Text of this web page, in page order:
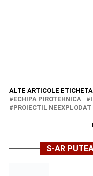
ALTE ARTICOLE
ECHIPA PIROTEHNICA
PROIECTIL NEEXPLODAT
S-AR